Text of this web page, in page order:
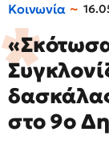
Κοινωνία
στο 9ο